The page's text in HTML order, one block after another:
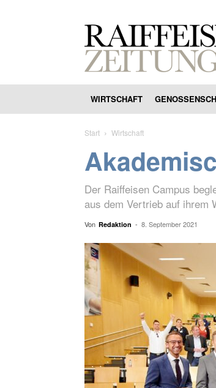
WIRTSCHAFT
Start Wirtschaft
Der Raiffeisen Campus
aus dem Vertrieb auf ihrem
Von Redaktion - 8. September 2021